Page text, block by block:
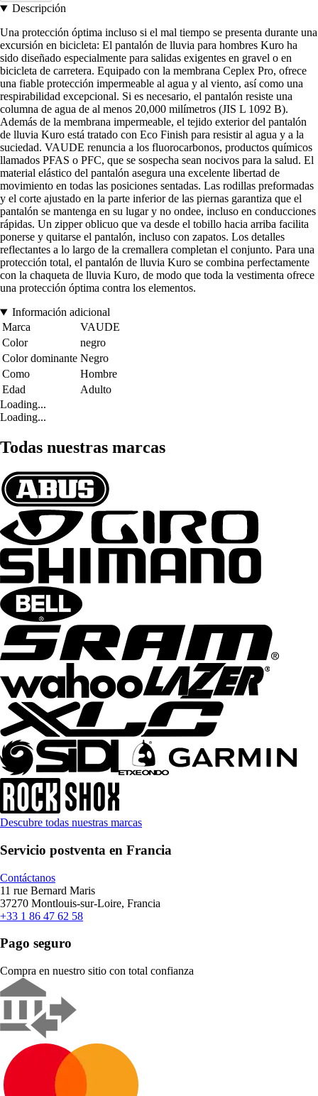
Descripción
Una protección óptima incluso si el mal tiempo se presenta durante una
excursión en bicicleta: El pantalón de lluvia para hombres Kuro ha
sido diseñado especialmente para salidas exigentes en gravel o en
bicicleta de carretera. Equipado con la membrana Ceplex Pro, ofrece
una fiable protección impermeable al agua y al viento, así como una
respirabilidad excepcional. Si es necesario, el pantalón resiste una
columna de agua de al menos 20,000 milímetros (JIS L 1092 B).
Además de la membrana impermeable, el tejido exterior del pantalón
de lluvia Kuro está tratado con Eco Finish para resistir al agua y a la
suciedad. VAUDE renuncia a los fluorocarbonos, productos químicos
llamados PFAS o PFC, que se sospecha sean nocivos para la salud. El
material elástico del pantalón asegura una excelente libertad de
movimiento en todas las posiciones sentadas. Las rodillas preformadas
y el corte ajustado en la parte inferior de las piernas garantiza que el
pantalón se mantenga en su lugar y no ondee, incluso en conducciones
rápidas. Un zipper oblicuo que va desde el tobillo hacia arriba facilita
ponerse y quitarse el pantalón, incluso con zapatos. Los detalles
reflectantes a lo largo de la cremallera completan el conjunto. Para una
protección total, el pantalón de lluvia Kuro se combina perfectamente
con la chaqueta de lluvia Kuro, de modo que toda la vestimenta ofrece
una protección óptima contra los elementos.
Información adicional
Marca
VAUDE
Color
negro
Color dominante Negro
Como
Hombre
Edad
Adulto
Loading...
Loading...
Todas nuestras marcas
Descubre todas nuestras marcas
Servicio postventa en Francia
Contáctanos
11 rue Bernard Maris
37270 Montlouis-sur-Loire, Francia
+33 1 86 47 62 58
Pago seguro
Compra en nuestro sitio con total confianza